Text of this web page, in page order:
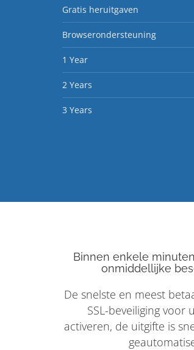
Gratis heruitgaven
Browserondersteuning
1 Year
2 Years
3 Years
Binnen enkele
onmiddellijke
De snelste en meest
SSL-beveiliging voor
activeren, de uitgifte is